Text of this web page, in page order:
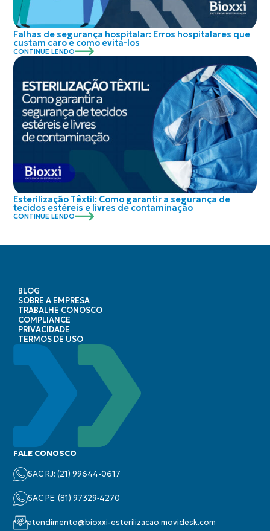
Falhas de segurança hospitalar: Erros hospitalares que
custam caro e como evitá-los
CONTINUE LENDO
Esterilização Têxtil: Como garantir a segurança de
tecidos estéreis e livres de contaminação
CONTINUE LENDO
BLOG
SOBRE A EMPRESA
TRABALHE CONOSCO
COMPLIANCE
PRIVACIDADE
TERMOS DE USO
FALE CONOSCO
SAC RJ: (21) 99644-0617
SAC PE: (‪81) 97329‑4270‬
atendimento@bioxxi-esterilizacao.movidesk.com